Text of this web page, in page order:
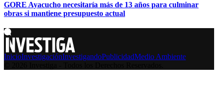
GORE Ayacucho necesitaría más de 13 años para culminar
obras si mantiene presupuesto actual
InicioInvestigaciónInvestigandoPublicidadMedio Ambiente